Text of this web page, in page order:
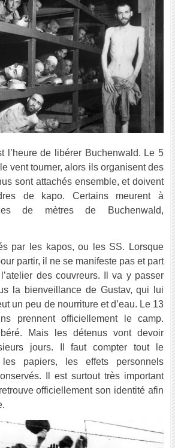
l’heure de libérer Buchenwald. Le 5
vent tourner, alors ils organisent des
sont attachés ensemble, et doivent
de kapo. Certains meurent à
de mètres de Buchenwald,
par les kapos, ou les SS. Lorsque
partir, il ne se manifeste pas et part
des couvreurs. Il va y passer
la bienveillance de Gustav, qui lui
un peu de nourriture et d’eau. Le 13
prennent officiellement le camp.
Mais les détenus vont devoir
jours. Il faut compter tout le
les papiers, les effets personnels
Il est surtout très important
officiellement son identité afin